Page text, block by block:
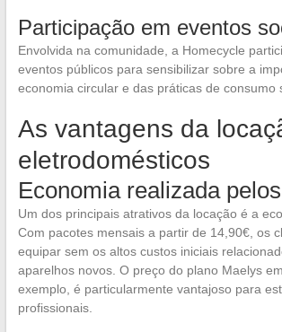
Participação em eventos
Envolvida na comunidade, a Homecycle
eventos públicos para sensibilizar sobre a
economia circular e das práticas de consumo
As vantagens da
eletrodomésticos
Economia realizada
Um dos principais atrativos da locação é a
Com pacotes mensais a partir de 14,90€, os
equipar sem os altos custos iniciais
aparelhos novos. O preço do plano Maelys
exemplo, é particularmente vantajoso para
profissionais.